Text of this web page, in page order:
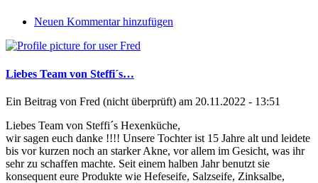
Neuen Kommentar hinzufügen
Liebes Team von Steffi´s…
Ein Beitrag von Fred (nicht überprüft) am 20.11.2022 - 13:51
Liebes Team von Steffi´s Hexenküche,
wir sagen euch danke !!!! Unsere Tochter ist 15 Jahre alt und leidete
bis vor kurzen noch an starker Akne, vor allem im Gesicht, was ihr
sehr zu schaffen machte. Seit einem halben Jahr benutzt sie
konsequent eure Produkte wie Hefeseife, Salzseife, Zinksalbe,